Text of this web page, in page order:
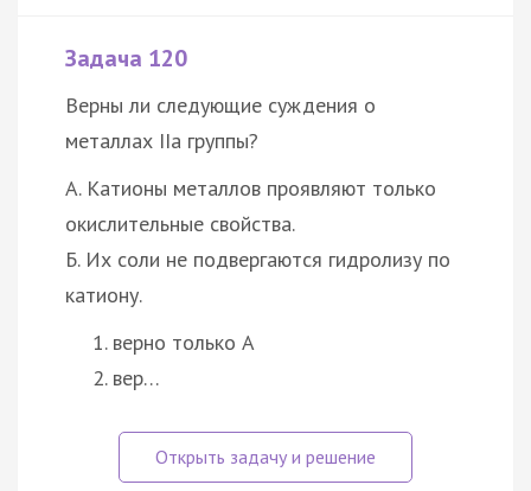
Задача 120
Верны ли следующие суждения о
металлах IIa группы?
А. Катионы металлов проявляют только
окислительные свойства.
Б. Их соли не подвергаются гидролизу по
катиону.
верно только А
вер…